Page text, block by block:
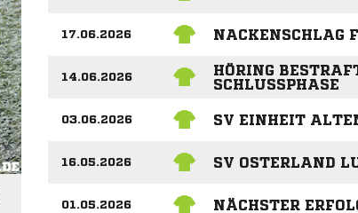
17.06.2026 NACKENSCHLAG
14.06.2026
HÖRING
SCHLUSSPHASE
03.06.2026 SV EINHEIT
16.05.2026 SV OSTERLAND
01.05.2026 NÄCHSTER